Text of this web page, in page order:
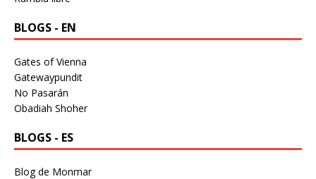
BLOGS - EN
Gates of Vienna
Gatewaypundit
No Pasarán
Obadiah Shoher
BLOGS - ES
Blog de Monmar